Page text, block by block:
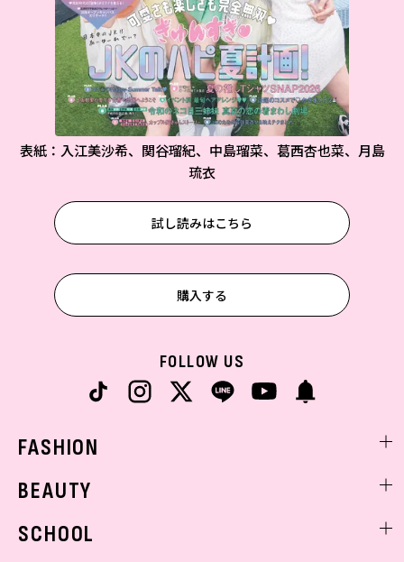
表紙：入江美沙希、関谷瑠紀、中島瑠菜、葛西杏也菜、月島
琉衣
試し読みはこちら
購入する
FOLLOW US
FASHION
着回し
BEAUTY
SCHOOL